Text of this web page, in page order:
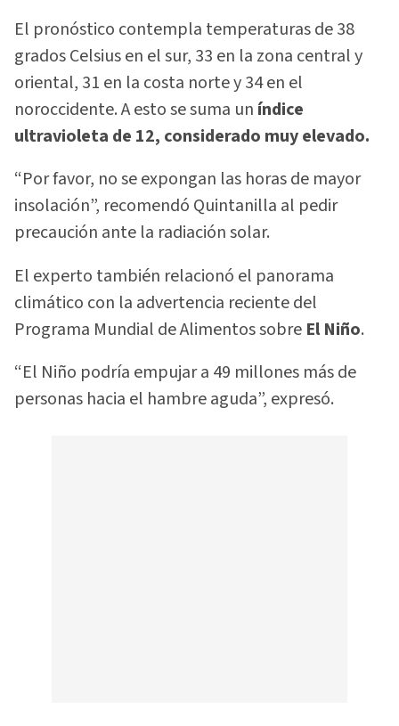
El pronóstico contempla temperaturas de 38
grados Celsius en el sur, 33 en la zona central y
oriental, 31 en la costa norte y 34 en el
noroccidente. A esto se suma un índice
ultravioleta de 12, considerado muy elevado.
“Por favor, no se expongan las horas de mayor
insolación”, recomendó Quintanilla al pedir
precaución ante la radiación solar.
El experto también relacionó el panorama
climático con la advertencia reciente del
Programa Mundial de Alimentos sobre El Niño.
“El Niño podría empujar a 49 millones más de
personas hacia el hambre aguda”, expresó.